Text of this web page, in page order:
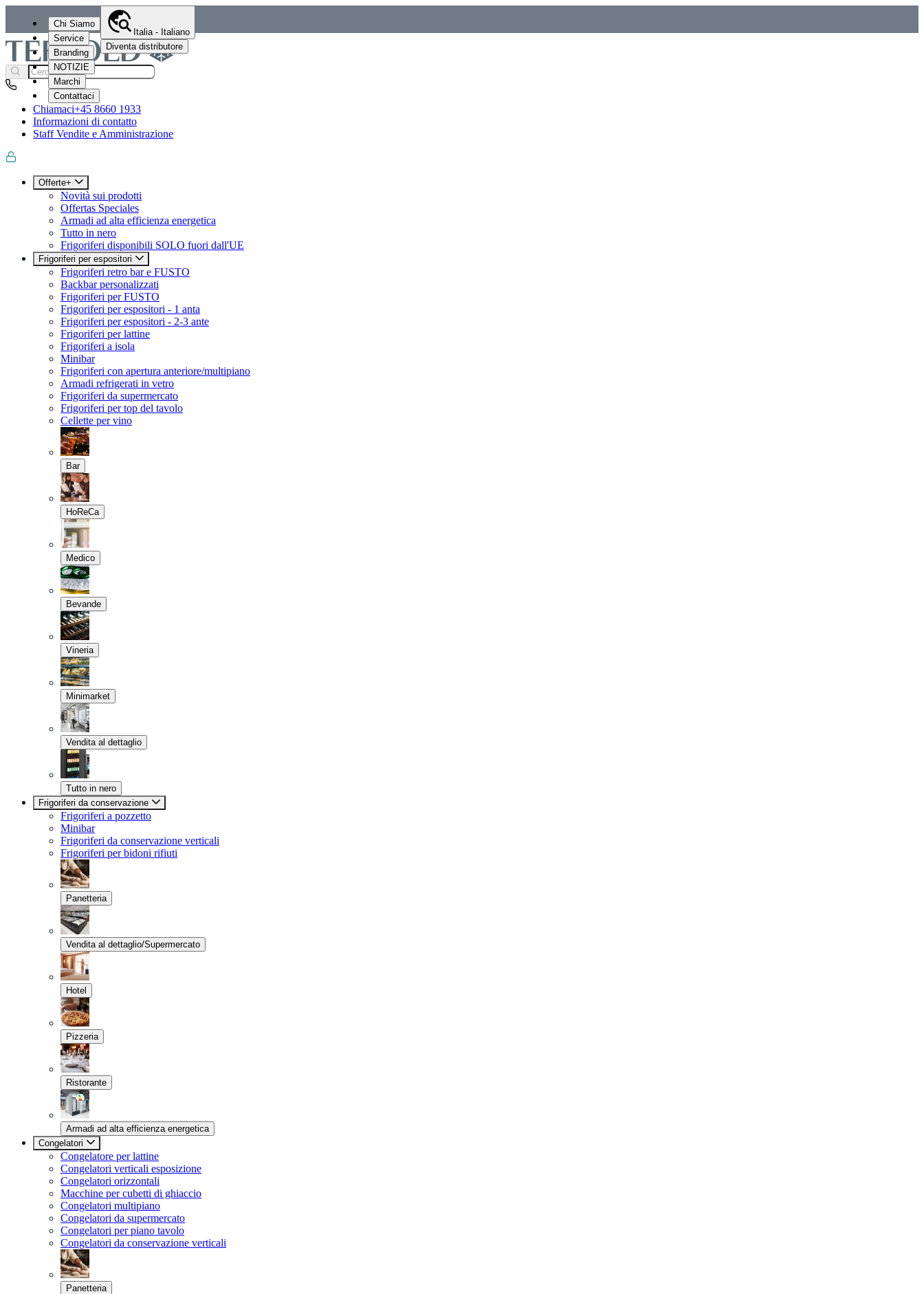
Chi Siamo
Service
Branding
NOTIZIE
Marchi
Contattaci
Italia - Italiano
Diventa distributore
Chiamaci+45 8660 1933
Informazioni di contatto
Staff Vendite e Amministrazione
Offerte+
Novità sui prodotti
Offertas Speciales
Armadi ad alta efficienza energetica
Tutto in nero
Frigoriferi disponibili SOLO fuori dall'UE
Frigoriferi per espositori
Frigoriferi retro bar e FUSTO
Backbar personalizzati
Frigoriferi per FUSTO
Frigoriferi per espositori - 1 anta
Frigoriferi per espositori - 2-3 ante
Frigoriferi per lattine
Frigoriferi a isola
Minibar
Frigoriferi con apertura anteriore/multipiano
Armadi refrigerati in vetro
Frigoriferi da supermercato
Frigoriferi per top del tavolo
Cellette per vino
Bar
HoReCa
Medico
Bevande
Vineria
Minimarket
Vendita al dettaglio
Tutto in nero
Frigoriferi da conservazione
Frigoriferi a pozzetto
Minibar
Frigoriferi da conservazione verticali
Frigoriferi per bidoni rifiuti
Panetteria
Vendita al dettaglio/Supermercato
Hotel
Pizzeria
Ristorante
Armadi ad alta efficienza energetica
Congelatori
Congelatore per lattine
Congelatori verticali esposizione
Congelatori orizzontali
Macchine per cubetti di ghiaccio
Congelatori multipiano
Congelatori da supermercato
Congelatori per piano tavolo
Congelatori da conservazione verticali
Panetteria